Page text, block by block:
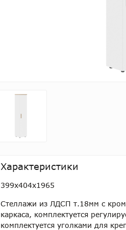
Характеристики
399х404х1965
Стеллажи из ЛДСП т.18мм с
каркаса, комплектуется
комплектуется уголками для